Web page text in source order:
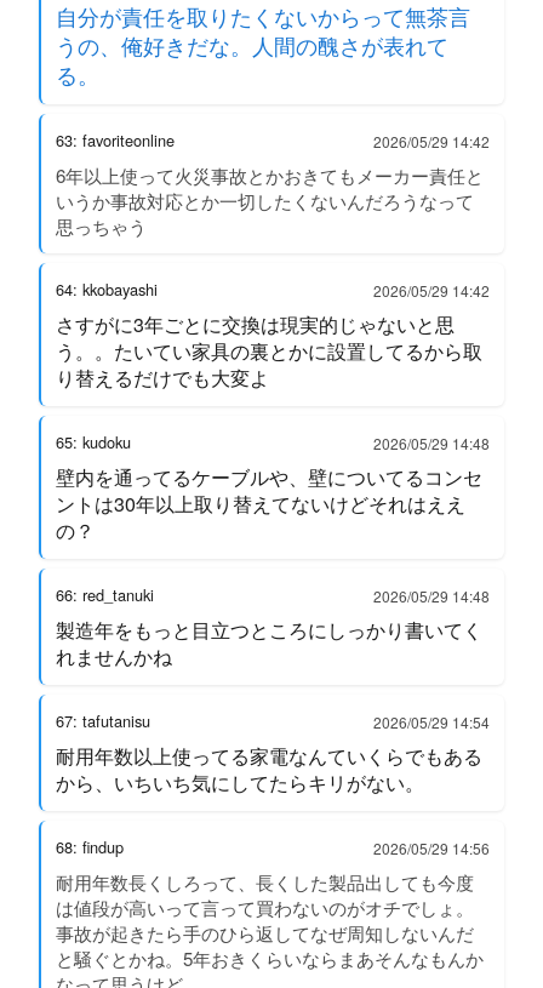
自分が責任を取りたくないからって無茶言
うの、俺好きだな。人間の醜さが表れて
る。
63: favoriteonline 2026/05/29 14:42
6年以上使って火災事故とかおきてもメーカー責任と
いうか事故対応とか一切したくないんだろうなって
思っちゃう
64: kkobayashi 2026/05/29 14:42
さすがに3年ごとに交換は現実的じゃないと思
う。。たいてい家具の裏とかに設置してるから取
り替えるだけでも大変よ
65: kudoku 2026/05/29 14:48
壁内を通ってるケーブルや、壁についてるコンセ
ントは30年以上取り替えてないけどそれはええ
の？
66: red_tanuki 2026/05/29 14:48
製造年をもっと目立つところにしっかり書いてく
れませんかね
67: tafutanisu 2026/05/29 14:54
耐用年数以上使ってる家電なんていくらでもある
から、いちいち気にしてたらキリがない。
68: findup 2026/05/29 14:56
耐用年数長くしろって、長くした製品出しても今度
は値段が高いって言って買わないのがオチでしょ。
事故が起きたら手のひら返してなぜ周知しないんだ
と騒ぐとかね。5年おきくらいならまあそんなもんか